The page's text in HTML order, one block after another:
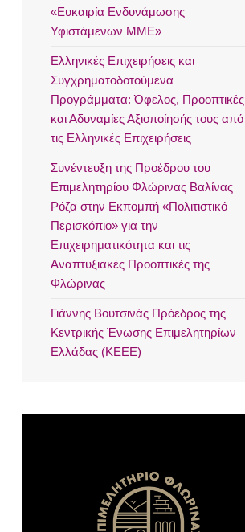
«Ευκαιρία Ενδυνάμωσης
Υφιστάμενων ΜΜΕ»
Ελληνικές Επιχειρήσεις και
Συγχρηματοδοτούμενα
Προγράμματα: Όφελος, Προοπτικές
και Αδυναμίες Αξιοποίησής τους από
τις Ελληνικές Επιχειρήσεις
Συνέντευξη της Προέδρου του
Επιμελητηρίου Φλώρινας Βαλίνας
Ρόζα στην Εκπομπή «Πολιτιστικό
Περισκόπιο» για την
Επιχειρηματικότητα και τις
Αναπτυξιακές Προοπτικές της
Φλώρινας
Γιάννης Βουτσινάς Πρόεδρος της
Κεντρικής Ένωσης Επιμελητηρίων
Ελλάδας (ΚΕΕΕ)